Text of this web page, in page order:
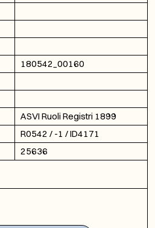
180542_00160
ASVI Ruoli Registri 1899
R0542 / -1 / ID4171
25636